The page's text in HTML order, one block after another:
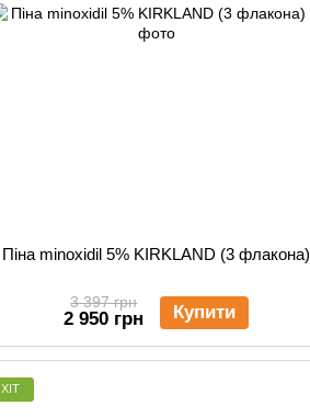
Піна minoxidil 5% KIRKLAND (3 флакона)
3 397 грн
2 950 грн Купити
ХІТ